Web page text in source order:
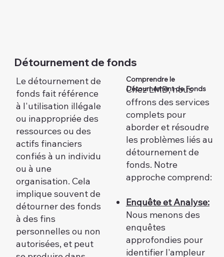
Le détournement de
fonds fait référence
à l'utilisation illégale
ou inappropriée des
ressources ou des
actifs financiers
confiés à un individu
ou à une
organisation. Cela
implique souvent de
détourner des fonds
à des fins
personnelles ou non
autorisées, et peut
Comprendre le
Détournement de Fonds
Chez LMD, nous
offrons des services
complets pour
aborder et résoudre
les problèmes liés au
détournement de
fonds. Notre
approche comprend:
Enquête et Analyse:
Nous menons des
enquêtes
approfondies pour
identifier l'ampleur
Détournement de fonds